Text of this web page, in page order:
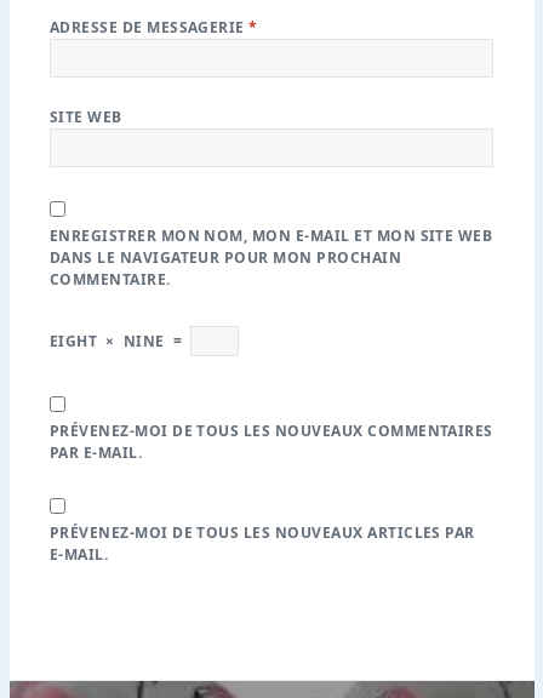
ADRESSE DE MESSAGERIE*
SITE WEB
ENREGISTRER MON NOM, MON E-MAIL ET MON SITE WEB
DANS LE NAVIGATEUR POUR MON PROCHAIN
COMMENTAIRE.
EIGHT × NINE =
PRÉVENEZ-MOI DE TOUS LES NOUVEAUX COMMENTAIRES
PAR E-MAIL.
PRÉVENEZ-MOI DE TOUS LES NOUVEAUX ARTICLES PAR
E-MAIL.
Navigation